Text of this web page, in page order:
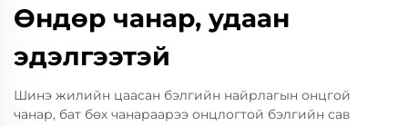
Өндөр чанар, удаан
эдэлгээтэй
Шинэ жилийн цаасан бэлгийн найрлагын онцгой
чанар, бат бөх чанараарээ онцлогтой бэлгийн сав